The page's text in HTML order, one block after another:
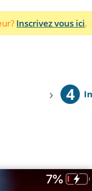
Inscrivez vous ici.
› 4